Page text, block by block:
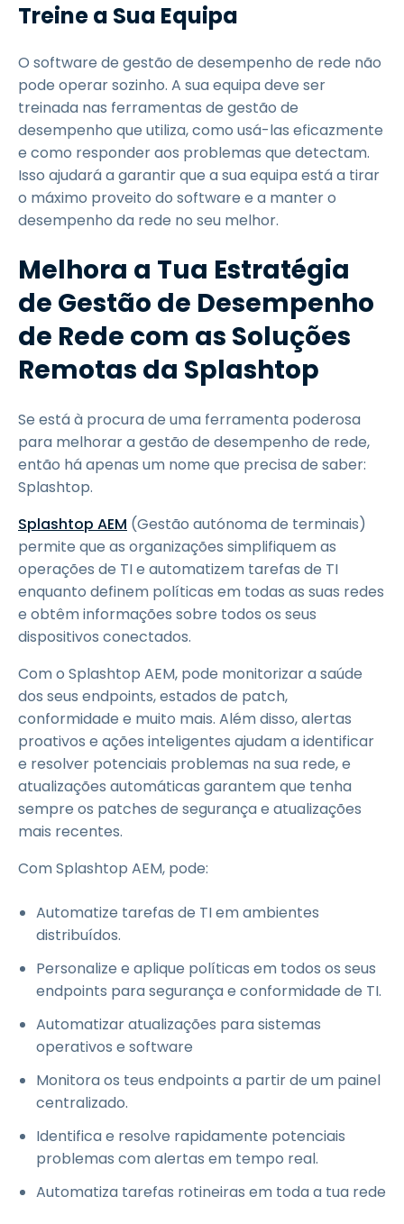
Treine a Sua Equipa
O software de gestão de desempenho de rede não
pode operar sozinho. A sua equipa deve ser
treinada nas ferramentas de gestão de
desempenho que utiliza, como usá-las eficazmente
e como responder aos problemas que detectam.
Isso ajudará a garantir que a sua equipa está a tirar
o máximo proveito do software e a manter o
desempenho da rede no seu melhor.
Melhora a Tua Estratégia
de Gestão de Desempenho
de Rede com as Soluções
Remotas da Splashtop
Se está à procura de uma ferramenta poderosa
para melhorar a gestão de desempenho de rede,
então há apenas um nome que precisa de saber:
Splashtop.
Splashtop AEM (Gestão autónoma de terminais)
permite que as organizações simplifiquem as
operações de TI e automatizem tarefas de TI
enquanto definem políticas em todas as suas redes
e obtêm informações sobre todos os seus
dispositivos conectados.
Com o Splashtop AEM, pode monitorizar a saúde
dos seus endpoints, estados de patch,
conformidade e muito mais. Além disso, alertas
proativos e ações inteligentes ajudam a identificar
e resolver potenciais problemas na sua rede, e
atualizações automáticas garantem que tenha
sempre os patches de segurança e atualizações
mais recentes.
Com Splashtop AEM, pode:
Automatize tarefas de TI em ambientes
distribuídos.
Personalize e aplique políticas em todos os seus
endpoints para segurança e conformidade de TI.
Automatizar atualizações para sistemas
operativos e software
Monitora os teus endpoints a partir de um painel
centralizado.
Identifica e resolve rapidamente potenciais
problemas com alertas em tempo real.
Automatiza tarefas rotineiras em toda a tua rede